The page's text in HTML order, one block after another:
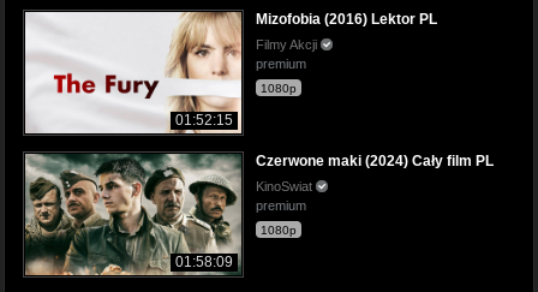
01:52:15
Mizofobia (2016) Lektor PL
Filmy Akcji
premium
1080p
01:58:09
Czerwone maki (2024) Cały film PL
KinoSwiat
premium
1080p